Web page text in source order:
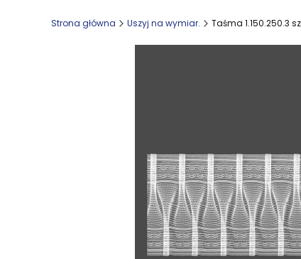
Strona główna Uszyj na wymiar. Taśma 1.150.250.3